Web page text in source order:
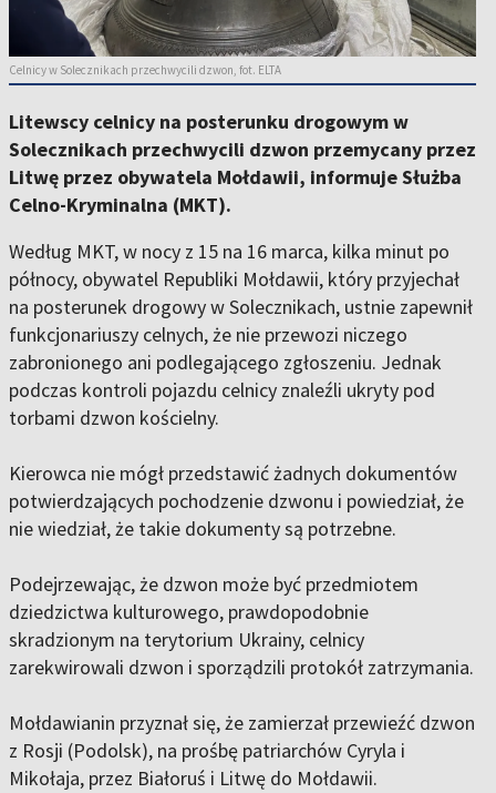
Celnicy w Solecznikach przechwycili dzwon, fot. ELTA
Litewscy celnicy na posterunku drogowym w
Solecznikach przechwycili dzwon przemycany przez
Litwę przez obywatela Mołdawii, informuje Służba
Celno-Kryminalna (MKT).
Według MKT, w nocy z 15 na 16 marca, kilka minut po
północy, obywatel Republiki Mołdawii, który przyjechał
na posterunek drogowy w Solecznikach, ustnie zapewnił
funkcjonariuszy celnych, że nie przewozi niczego
zabronionego ani podlegającego zgłoszeniu. Jednak
podczas kontroli pojazdu celnicy znaleźli ukryty pod
torbami dzwon kościelny.
Kierowca nie mógł przedstawić żadnych dokumentów
potwierdzających pochodzenie dzwonu i powiedział, że
nie wiedział, że takie dokumenty są potrzebne.
Podejrzewając, że dzwon może być przedmiotem
dziedzictwa kulturowego, prawdopodobnie
skradzionym na terytorium Ukrainy, celnicy
zarekwirowali dzwon i sporządzili protokół zatrzymania.
Mołdawianin przyznał się, że zamierzał przewieźć dzwon
z Rosji (Podolsk), na prośbę patriarchów Cyryla i
Mikołaja, przez Białoruś i Litwę do Mołdawii.